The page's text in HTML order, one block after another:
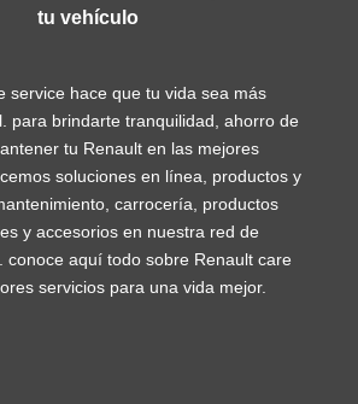
tu vehículo
service hace que tu vida sea más
para brindarte tranquilidad, ahorro de
tu Renault en las mejores
soluciones en línea, productos y
carrocería, productos
y accesorios en nuestra red de
conoce aquí todo sobre Renault care
servicios para una vida mejor.